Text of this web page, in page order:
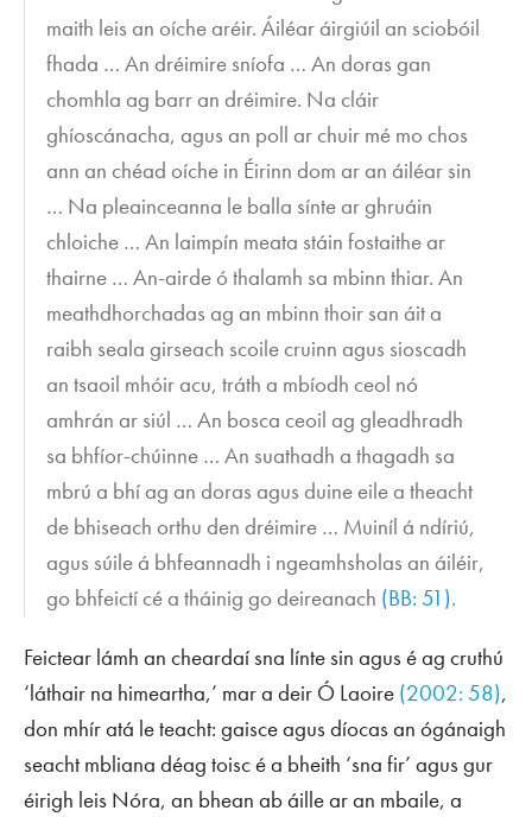
maith leis an oíche aréir. Áiléar áirgiúil an sciobóil
fhada … An dréimire sníofa … An doras gan
chomhla ag barr an dréimire. Na cláir
ghíoscánacha, agus an poll ar chuir mé mo chos
ann an chéad oíche in Éirinn dom ar an áiléar sin
… Na pleainceanna le balla sínte ar ghruáin
chloiche … An laimpín meata stáin fostaithe ar
thairne … An-airde ó thalamh sa mbinn thiar. An
meathdhorchadas ag an mbinn thoir san áit a
raibh seala girseach scoile cruinn agus sioscadh
an tsaoil mhóir acu, tráth a mbíodh ceol nó
amhrán ar siúl … An bosca ceoil ag gleadhradh
sa bhfíor-chúinne … An suathadh a thagadh sa
mbrú a bhí ag an doras agus duine eile a theacht
de bhiseach orthu den dréimire … Muiníl á ndíriú,
agus súile á bhfeannadh i ngeamhsholas an áiléir,
go bhfeictí cé a tháinig go deireanach (BB: 51).
Feictear lámh an cheardaí sna línte sin agus é ag cruthú
‘láthair na himeartha,’ mar a deir Ó Laoire (2002: 58),
don mhír atá le teacht: gaisce agus díocas an ógánaigh
seacht mbliana déag toisc é a bheith ‘sna fir’ agus gur
éirigh leis Nóra, an bhean ab áille ar an mbaile, a